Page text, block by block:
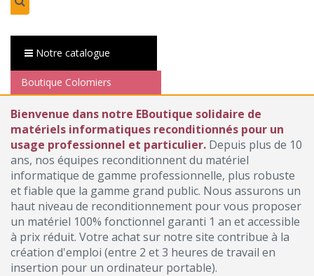
Notre catalogue
Boutique Colomiers
Bienvenue dans notre EBoutique solidaire de
matériels informatiques reconditionnés pour un
usage professionnel et particulier. Depuis plus de 10
ans, nos équipes reconditionnent du matériel
informatique de gamme professionnelle, plus robuste
et fiable que la gamme grand public. Nous assurons un
haut niveau de reconditionnement pour vous proposer
un matériel 100% fonctionnel garanti 1 an et accessible
à prix réduit. Votre achat sur notre site contribue à la
création d'emploi (entre 2 et 3 heures de travail en
insertion pour un ordinateur portable).